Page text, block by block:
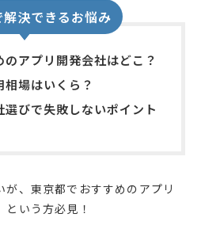
決できるお悩み
アプリ開発会社はどこ？
場はいくら？
選びで失敗しないポイント
が、東京都でおすすめのアプリ
いう方必見！